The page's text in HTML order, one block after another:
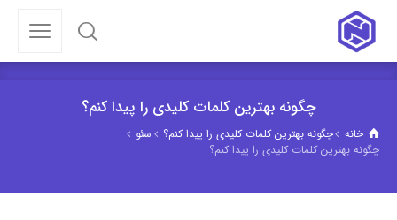
چگونه بهترین کلمات کلیدی را پیدا کنم؟
خانه چگونه بهترین کلمات کلیدی را پیدا کنم؟
سئو
چگونه بهترین کلمات کلیدی را پیدا کنم؟